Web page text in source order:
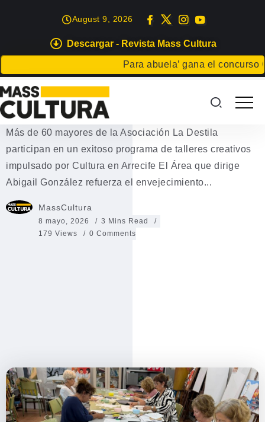
Descargar - Revista Mass Cultura
Para abuela’ gana el concurso
August 9, 2026
EVENTOS
Más de 60 mayores participan en
talleres creativos en Arrecife
Más de 60 mayores de la Asociación La Destila
participan en un exitoso programa de talleres creativos
impulsado por Cultura en Arrecife El Área que dirige
Abigail González refuerza el envejecimiento...
MassCultura
8 mayo, 2026
3 Mins Read
179 Views
0 Comments